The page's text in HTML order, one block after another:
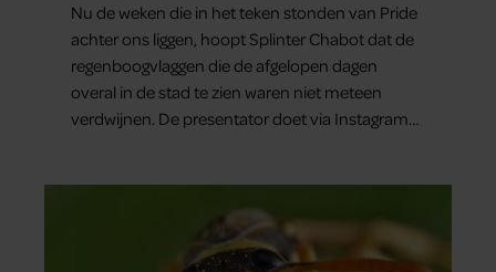
Nu de weken die in het teken stonden van Pride
achter ons liggen, hoopt Splinter Chabot dat de
regenboogvlaggen die de afgelopen dagen
overal in de stad te zien waren niet meteen
verdwijnen. De presentator doet via Instagram